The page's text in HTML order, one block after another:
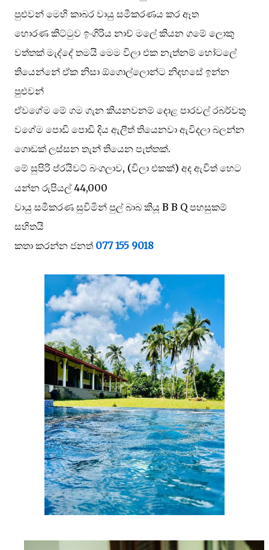
පුළුවන් මෙහි කාබර වායු සමීකරණය කර ඈත
හොරණ කිට්ටුව ඉංගිරිය නාච් මලේ කියන ගමේ ලොකු
වත්තක් මැද්දේ තමයි මෙම විලා එක නැත්නම් හෝටලේ
තියෙන්නේ ඒක නිසා ඕගොල්ලොන්ට නිදහසේ ඉන්න
පුළුවන්
ඒවගේම මේ ගම ගැන කියනවනම් දොළ පාරවල් රබර්වතු
වගේම පොඩි පොඩි දිය ඇලීත් තියෙනවා ඇවිදලා බලන්න
ගොඩක් ලස්සන තැන් තියෙන පැත්තක්.
මේ සුපිරි ප්රයිවට් බංගලාව, (විලා එකක්) අද ඇවිත් හෙට
යන්න රුපියල් 44,000
වායු සමීකරණ සුවිමින් පුල් බාබ කියූ B B Q පහසුකම්
සහිතයි
කතා කරන්න ජනත් 077 155 9018